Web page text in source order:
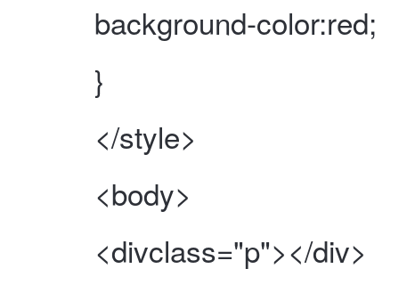
background-color:red;
}
</style>
<body>
<divclass="p"></div>